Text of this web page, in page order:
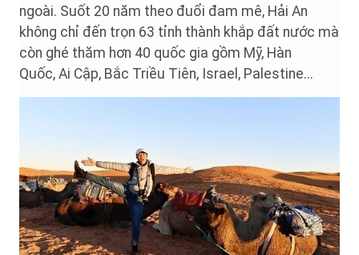
ngoài. Suốt 20 năm theo đuổi đam mê, Hải An
không chỉ đến trọn 63 tỉnh thành khắp đất nước mà
còn ghé thăm hơn 40 quốc gia gồm Mỹ, Hàn
Quốc, Ai Cập, Bắc Triều Tiên, Israel, Palestine...